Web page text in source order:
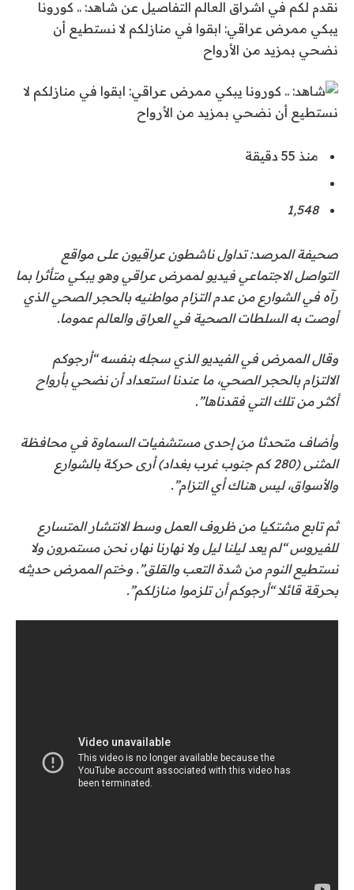
نقدم لكم في اشراق العالم التفاصيل عن شاهد: .. كورونا
يبكي ممرض عراقي: ابقوا في منازلكم لا نستطيع أن
نضحي بمزيد من الأرواح
منذ 55 دقيقة
1٬548
صحيفة المرصد: تداول ناشطون عراقيون على مواقع
التواصل الاجتماعي فيديو لممرض عراقي وهو يبكي متأثرا بما
رآه في الشوارع من عدم التزام مواطنيه بالحجر الصحي الذي
أوصت به السلطات الصحية في العراق والعالم عموما.
وقال الممرض في الفيديو الذي سجله بنفسه “أرجوكم
الالتزام بالحجر الصحي، ما عندنا استعداد أن نضحي بأرواح
أكثر من تلك التي فقدناها”.
وأضاف متحدثا من إحدى مستشفيات السماوة في محافظة
المثنى (280 كم جنوب غرب بغداد) أرى حركة بالشوارع
والأسواق، ليس هناك أي التزام”.
ثم تابع مشتكيا من ظروف العمل وسط الانتشار المتسارع
للفيروس “لم يعد ليلنا ليل ولا نهارنا نهار، نحن مستمرون ولا
نستطيع النوم من شدة التعب والقلق”. وختم الممرض حديثه
بحرقة قائلا “أرجوكم أن تلزموا منازلكم”.